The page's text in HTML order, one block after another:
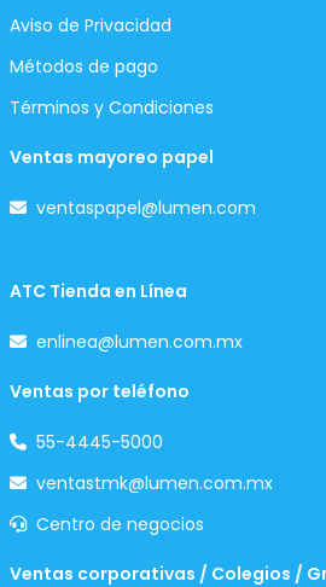
Aviso de Privacidad
Métodos de pago
Términos y Condiciones
Ventas mayoreo papel
ventaspapel@lumen.com
ATC Tienda en Línea
enlinea@lumen.com.mx
Ventas por teléfono
55-4445-5000
ventastmk@lumen.com.mx
Centro de negocios
Ventas corporativas / Colegios /